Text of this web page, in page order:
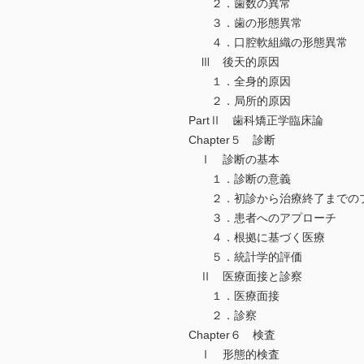
２．歯数の異常
３．歯の形態異常
４．口腔軟組織の形態異常
Ⅲ 後天的原因
１．全身的原因
２．局所的原因
PartⅡ 歯科矯正学臨床論
Chapter５ 診断
Ⅰ 診断の基本
１．診断の意義
２．初診から治療終了までの
３．患者へのアプローチ
４．根拠に基づく医療
５．統計学的評価
Ⅱ 医療面接と診察
１．医療面接
２．診察
Chapter６ 検査
Ⅰ 形態的検査